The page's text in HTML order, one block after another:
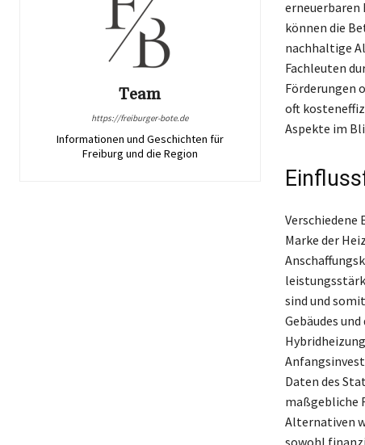
Team
https://freiburger-bote.de
Informationen und Geschichten für
Freiburg und die Region
erneuerbaren
können die
nachhaltige
Fachleuten
Förderungen
oft
Aspekte im
Verschiedene
Marke der
sind und
Gebäudes
Daten des
maßgebliche
Alternativen
sowohl